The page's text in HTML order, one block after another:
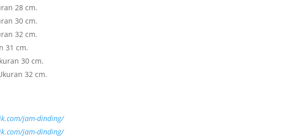
28 cm.
30 cm.
32 cm.
31 cm.
30 cm.
32 cm.
jam-dinding/
jam-dinding/